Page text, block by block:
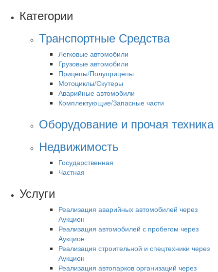
Категории
Транспортные Средства
Легковые автомобили
Грузовые автомобили
Прицепы/Полуприцепы
Мотоциклы/Скутеры
Аварийные автомобили
Комплектующие/Запасные части
Оборудование и прочая техника
Недвижимость
Государственная
Частная
Услуги
Реализация аварийных автомобилей через
Аукцион
Реализация автомобилей с пробегом через
Аукцион
Реализация строительной и спецтехники через
Аукцион
Реализация автопарков организаций через